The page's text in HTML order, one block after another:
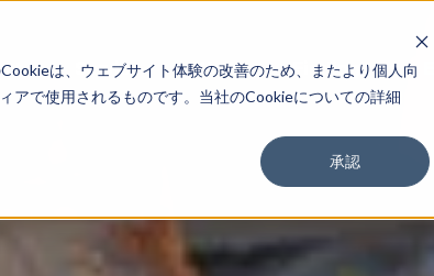
は、ウェブサイト体験の改善のため、またより個人向
アで使用されるものです。当社のCookieについての詳細
承認
Service Work Findings